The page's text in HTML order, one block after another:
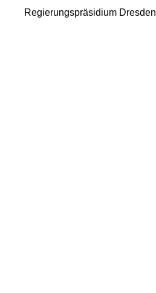
Regierungspräsidium Dresden